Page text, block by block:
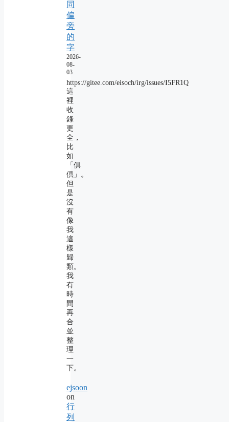
同
偏
旁
的
字
2026-
08-
03
https://gitee.com/eisoch/irg/issues/I5FR1Q
這
裡
收
錄
更
全，
比
如
「俱
倶」。
但
是
沒
有
像
我
這
樣
歸
類。
我
有
時
間
再
合
並
整
理
一
下。
ejsoon
on
行
列